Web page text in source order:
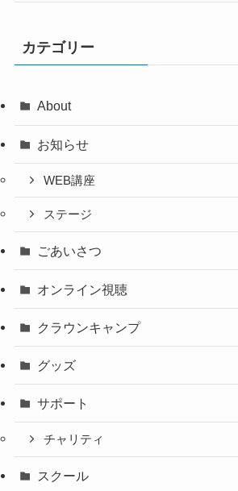
カテゴリー
About
お知らせ
WEB講座
ステージ
ごあいさつ
オンライン視聴
クラウンキャンプ
グッズ
サポート
チャリティ
スクール